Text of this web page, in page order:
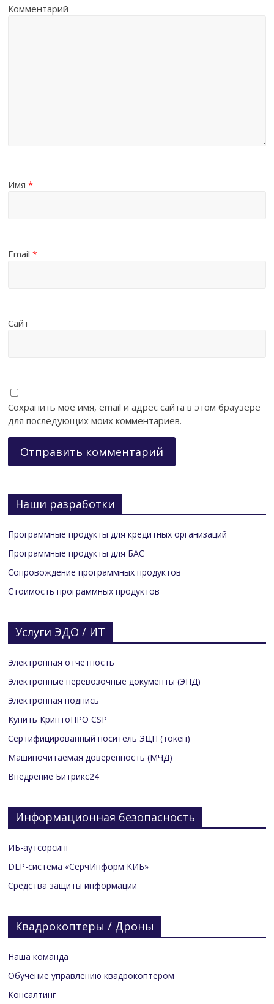
Комментарий
Имя*
Email*
Сайт
Сохранить моё имя, email и адрес сайта в этом браузере
для последующих моих комментариев.
Наши разработки
Программные продукты для кредитных организаций
Программные продукты для БАС
Сопровождение программных продуктов
Стоимость программных продуктов
Услуги ЭДО / ИТ
Электронная отчетность
Электронные перевозочные документы (ЭПД)
Электронная подпись
Купить КриптоПРО CSP
Сертифицированный носитель ЭЦП (токен)
Машиночитаемая доверенность (МЧД)
Внедрение Битрикс24
Информационная безопасность
ИБ-аутсорсинг
DLP-система «СёрчИнформ КИБ»
Средства защиты информации
Квадрокоптеры / Дроны
Наша команда
Обучение управлению квадрокоптером
Консалтинг